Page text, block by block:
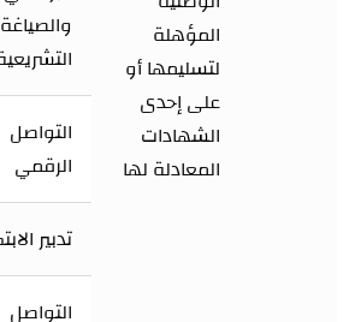
المؤهلة
لتسليمها أو
على إحدى
الشهادات
المعادلة لها
والصياغة
التواصل
الرقمي
تدبير
التواصل